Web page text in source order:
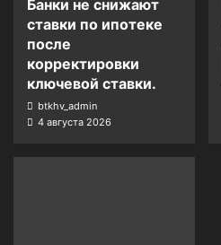
Банки не снижают
ставки по ипотеке
после
корректировки
ключевой ставки.
btkhv_admin
4 августа 2026